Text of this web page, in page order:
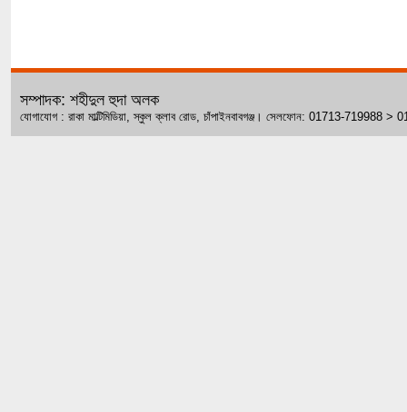
সম্পাদক: শহীদুল হুদা অলক
যোগাযোগ : রাকা মাল্টিমিডিয়া, স্কুল ক্লাব রোড, চাঁপাইনবাবগঞ্জ। সেলফোন: 01713-